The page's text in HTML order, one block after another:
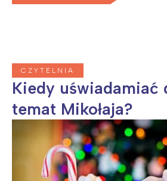
CZYTELNIA
Kiedy uświadamiać
temat Mikołaja?